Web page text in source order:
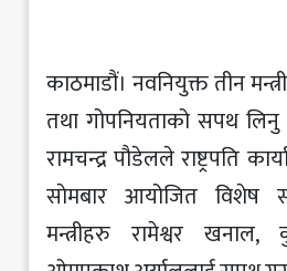
काठमाडौं। नवनियुक्त तीन
तथा गोपनियताको सपथ लिनु
रामचन्द्र पौडेलले राष्ट्रपति
साेमबार आयोजित विशेष
मन्त्रीहरु रामेश्वर